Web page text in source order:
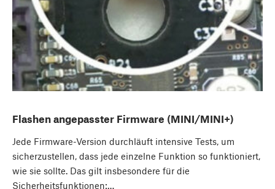
Flashen angepasster Firmware (MINI/MINI+)
Jede Firmware-Version durchläuft intensive Tests, um
sicherzustellen, dass jede einzelne Funktion so funktioniert,
wie sie sollte. Das gilt insbesondere für die
Sicherheitsfunktionen:…